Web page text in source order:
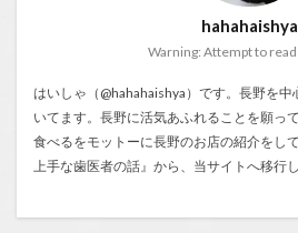
hahahaishya
Warning: Attempt to
はいしゃ（@hahahaishya）です。長野を
いてます。長野に活気あふれることを願っ
食べるをモットーに長野のお店の紹介をし
上手な歯医者の話』から、当サイトへ移行し